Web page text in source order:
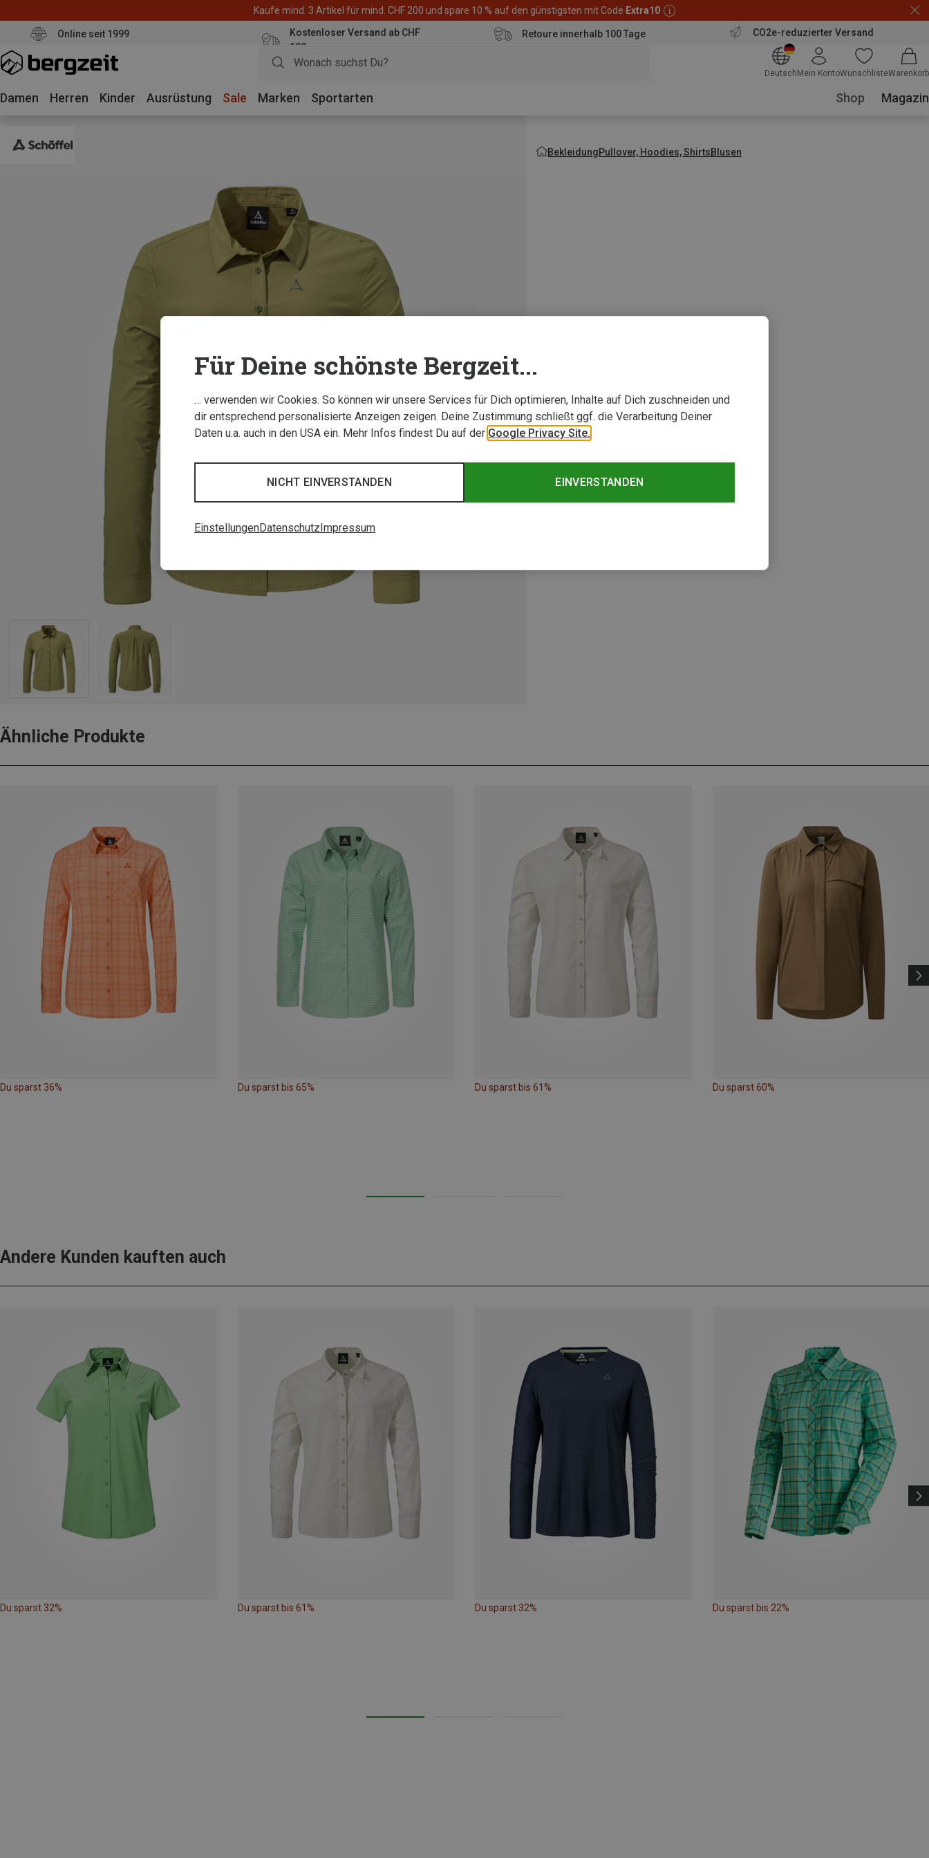
Kaufe mind. 3 Artikel für mind. CHF 200 und spare 10 % auf den günstigsten mit Code Extra10
Online seit 1999
Kostenloser Versand ab CHF
100
Retoure innerhalb 100 Tage CO2e-reduzierter Versand
Deutsch Mein KontoWunschlisteWarenkorb
Damen Herren Kinder Ausrüstung Sale Marken Sportarten Shop Magazin
BekleidungPullover, Hoodies, ShirtsBlusen
Ähnliche Produkte
Du sparst 36% Du sparst bis 65% Du sparst bis 61% Du sparst 60%
Andere Kunden kauften auch
Du sparst 32% Du sparst bis 61% Du sparst 32% Du sparst bis 22%
Für Deine schönste Bergzeit...
… verwenden wir Cookies. So können wir unsere Services für Dich optimieren, Inhalte auf Dich zuschneiden und
dir entsprechend personalisierte Anzeigen zeigen. Deine Zustimmung schließt ggf. die Verarbeitung Deiner
Daten u.a. auch in den USA ein. Mehr Infos findest Du auf der Google Privacy Site.
EINVERSTANDEN
NICHT EINVERSTANDEN
EinstellungenDatenschutz Impressum